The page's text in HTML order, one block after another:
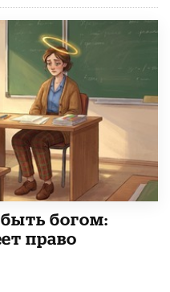
богом:
право